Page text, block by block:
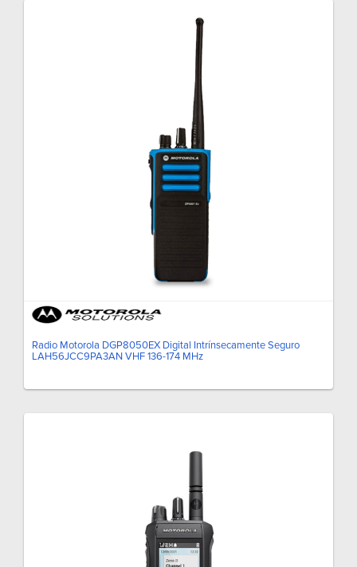
Radio Motorola DGP8050EX Digital Intrínsecamente Seguro
LAH56JCC9PA3AN VHF 136-174 MHz